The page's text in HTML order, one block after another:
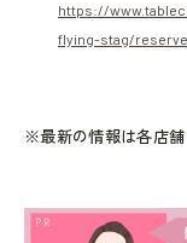
https://
flying-stag/reserve
※最新の情報は各店舗